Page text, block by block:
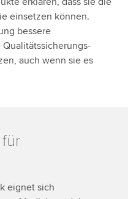
einsetzen können.
bessere
auch wenn sie es
eignet sich